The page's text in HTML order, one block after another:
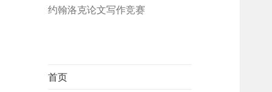
约翰洛克论文写作竞赛
首页